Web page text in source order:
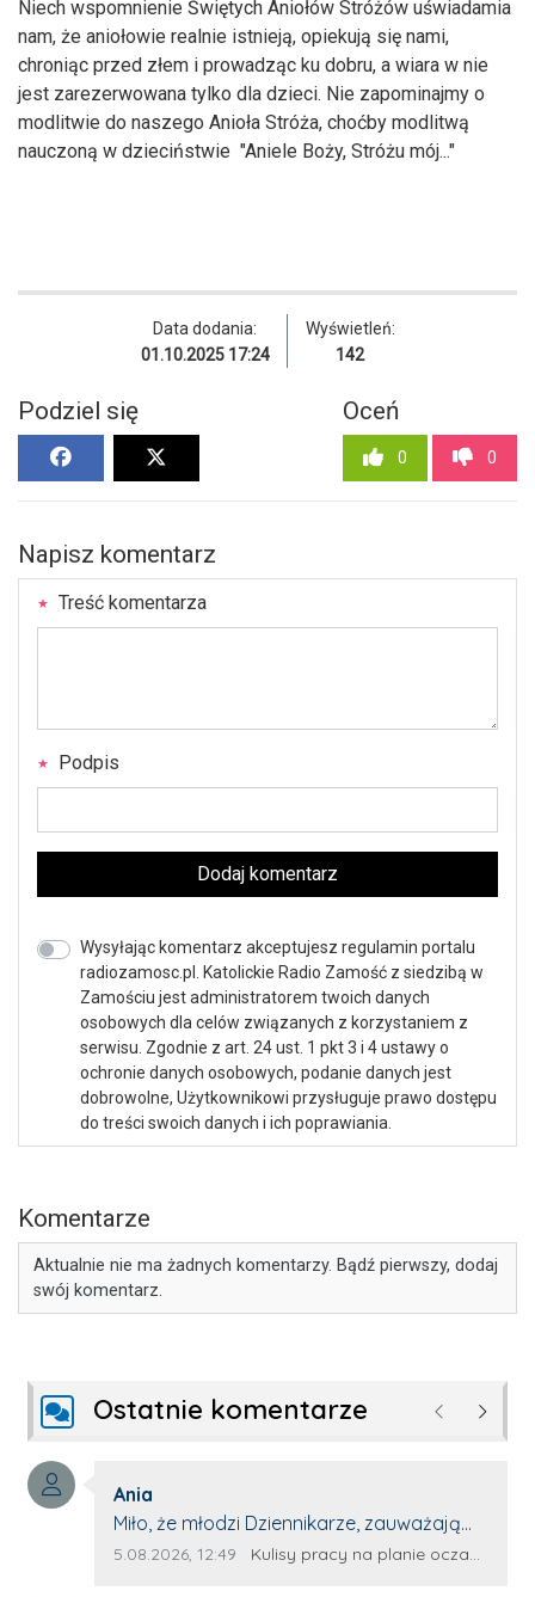
Niech wspomnienie Świętych Aniołów Stróżów uświadamia
nam, że aniołowie realnie istnieją, opiekują się nami,
chroniąc przed złem i prowadząc ku dobru, a wiara w nie
jest zarezerwowana tylko dla dzieci. Nie zapominajmy o
modlitwie do naszego Anioła Stróża, choćby modlitwą
nauczoną w dzieciństwie "Aniele Boży, Stróżu mój..."
Data dodania:
01.10.2025 17:24
Wyświetleń:
142
Podziel się Oceń
0 0
Napisz komentarz
Treść komentarza
Podpis
Dodaj komentarz
Wysyłając komentarz akceptujesz regulamin portalu
radiozamosc.pl. Katolickie Radio Zamość z siedzibą w
Zamościu jest administratorem twoich danych
osobowych dla celów związanych z korzystaniem z
serwisu. Zgodnie z art. 24 ust. 1 pkt 3 i 4 ustawy o
ochronie danych osobowych, podanie danych jest
dobrowolne, Użytkownikowi przysługuje prawo dostępu
do treści swoich danych i ich poprawiania.
Komentarze
Aktualnie nie ma żadnych komentarzy. Bądź pierwszy, dodaj
swój komentarz.
Ostatnie komentarze Poprzednie
Autor komentarza:
Ania
Treść komentarza:
Miło, że młodzi Dziennikarze, zauważają
młode talenty, które dopiero wkraczają
Data dodania komentarza:
5.08.2026, 12:49 Źródło komentarza:
Kulisy pracy na planie oczami młodego filmowca